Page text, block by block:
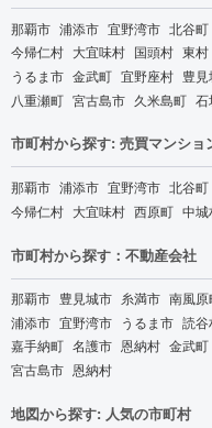
那覇市 浦添市 宜野湾市 北谷町
今帰仁村 大宜味村 国頭村 東村
うるま市 金武町 宜野座村 豊
八重瀬町 宮古島市 久米島町 石
市町村から探す: 売買マンショ
那覇市 浦添市 宜野湾市 北谷町
今帰仁村 大宜味村 西原町 中城
市町村から探す：不動産会社
那覇市 豊見城市 糸満市 南風原
浦添市 宜野湾市 うるま市 読谷
嘉手納町 名護市 恩納村 金武町
宮古島市 恩納村
地図から探す: 人気の市町村